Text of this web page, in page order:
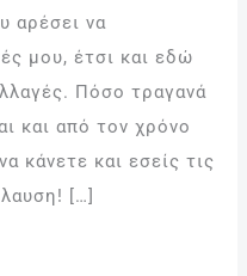
αρέσει να
μου, έτσι και εδώ
Πόσο τραγανά
και από τον χρόνο
κάνετε και εσείς τις
[…]